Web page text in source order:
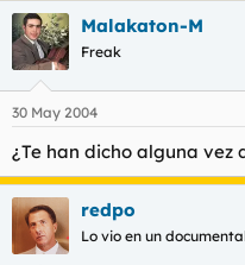
Malakaton-M
Freak
30 May 2004
¿Te han dicho alguna vez
redpo
Lo vio en un